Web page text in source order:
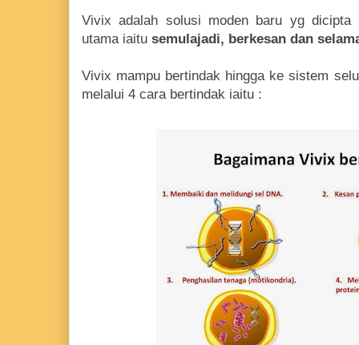
Vivix adalah solusi moden baru yg
utama iaitu semulajadi, berkesan dan
Vivix mampu bertindak hingga ke sistem
melalui 4 cara bertindak iaitu :